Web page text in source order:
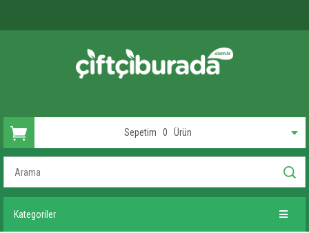
Sepetim 0 Ürün
Kategoriler